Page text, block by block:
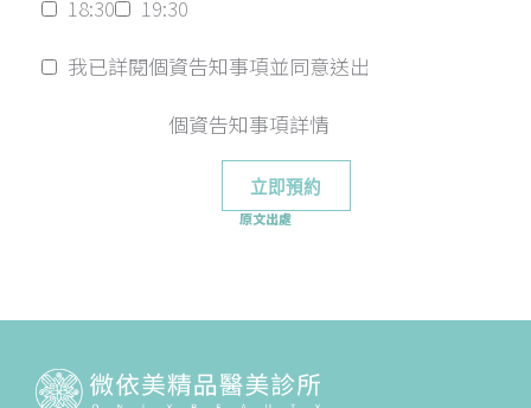
18:30
19:30
我已詳閱個資告知事項並同意送出
個資告知事項詳情
原文出處